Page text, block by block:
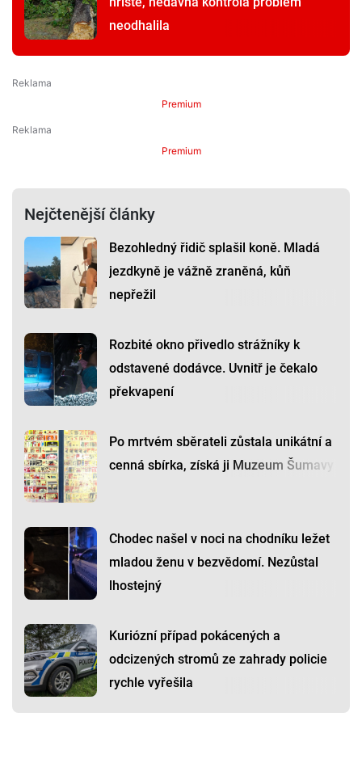
neodhalila
Premium
Premium
Nejčtenější články
Bezohledný řidič splašil koně. Mladá
jezdkyně je vážně zraněná, kůň
nepřežil
Rozbité okno přivedlo strážníky k
odstavené dodávce. Uvnitř je čekalo
překvapení
Po mrtvém sběrateli zůstala unikátní a
cenná sbírka, získá ji Muzeum Šumavy
Chodec našel v noci na chodníku ležet
mladou ženu v bezvědomí. Nezůstal
lhostejný
Kuriózní případ pokácených a
odcizených stromů ze zahrady policie
rychle vyřešila